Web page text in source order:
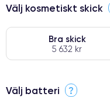
Välj kosmetiskt skick
Bra skick
5 632 kr
⭐ Premium
Välj batteri ?